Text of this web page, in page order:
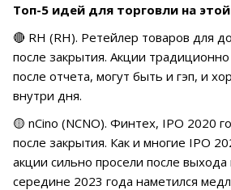
Топ-5 идей для торговли на
🔴 RH (RH). Ретейлер товаров для
после закрытия. Акции
после отчета, могут быть и гэп, и
внутри дня.
🟡 nCino (NCNO). Финтех, IPO 2020
после закрытия. Как и многие IPO
акции сильно просели после
середине 2023 года наметился